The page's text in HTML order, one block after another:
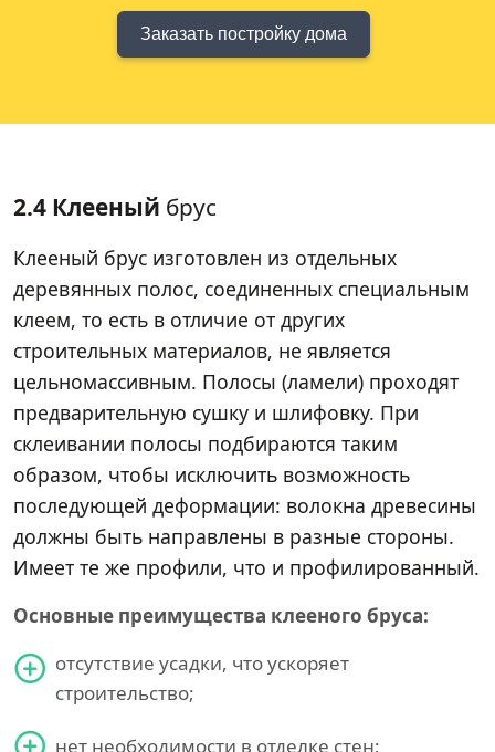
Заказать постройку дома
2.4 Клееный брус
Клееный брус изготовлен из отдельных
деревянных полос, соединенных специальным
клеем, то есть в отличие от других
строительных материалов, не является
цельномассивным. Полосы (ламели) проходят
предварительную сушку и шлифовку. При
склеивании полосы подбираются таким
образом, чтобы исключить возможность
последующей деформации: волокна древесины
должны быть направлены в разные стороны.
Имеет те же профили, что и профилированный.
Основные преимущества клееного бруса:
отсутствие усадки, что ускоряет
строительство;
нет необходимости в отделке стен;